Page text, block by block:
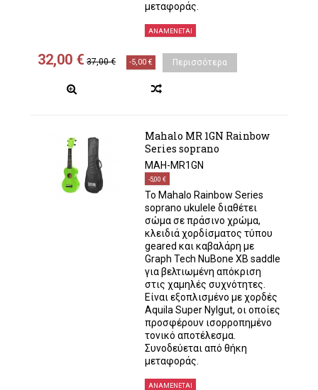
μεταφοράς.
ΑΝΑΜΈΝΕΤΑΙ
32,00 € 37,00 € -5,00 € Περισσότερα
Mahalo MR 1GN Rainbow
Series soprano
MAH-MR1GN
-5,00 €
Το Mahalo Rainbow Series
soprano ukulele διαθέτει
σώμα σε πράσινο χρώμα,
κλειδιά χορδίσματος τύπου
geared και καβαλάρη με
Graph Tech NuBone XB saddle
για βελτιωμένη απόκριση
στις χαμηλές συχνότητες.
Είναι εξοπλισμένο με χορδές
Aquila Super Nylgut, οι οποίες
προσφέρουν ισορροπημένο
τονικό αποτέλεσμα.
Συνοδεύεται από θήκη
μεταφοράς.
ΑΝΑΜΈΝΕΤΑΙ